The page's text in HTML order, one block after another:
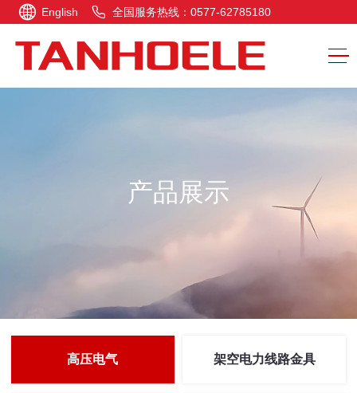
English 全国服务热线：0577-62785180
产品展示
高压电气 架空电力线路金具